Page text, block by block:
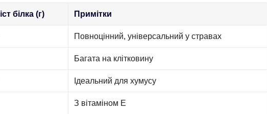
білка (г) Примітки
Повноцінний, універсальний у стравах
Багата на клітковину
Ідеальний для хумусу
З вітаміном E